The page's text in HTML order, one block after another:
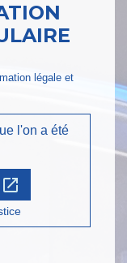
légale et
l'on a été
open_in_new